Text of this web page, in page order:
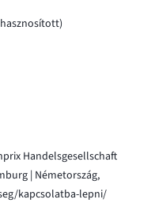
Handelsgesellschaft
| Németország,
kapcsolatba-lepni/